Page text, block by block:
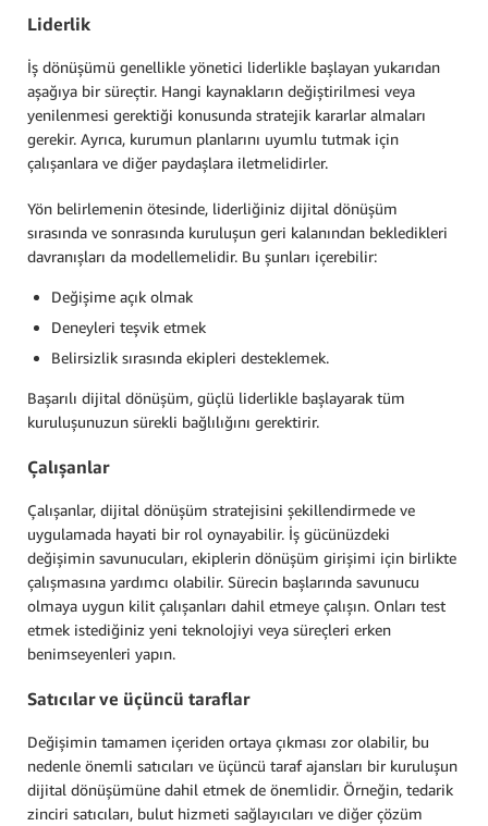
Liderlik
İş dönüşümü genellikle yönetici liderlikle başlayan yukarıdan
aşağıya bir süreçtir. Hangi kaynakların değiştirilmesi veya
yenilenmesi gerektiği konusunda stratejik kararlar almaları
gerekir. Ayrıca, kurumun planlarını uyumlu tutmak için
çalışanlara ve diğer paydaşlara iletmelidirler.
Yön belirlemenin ötesinde, liderliğiniz dijital dönüşüm
sırasında ve sonrasında kuruluşun geri kalanından bekledikleri
davranışları da modellemelidir. Bu şunları içerebilir:
Değişime açık olmak
Deneyleri teşvik etmek
Belirsizlik sırasında ekipleri desteklemek.
Başarılı dijital dönüşüm, güçlü liderlikle başlayarak tüm
kuruluşunuzun sürekli bağlılığını gerektirir.
Çalışanlar
Çalışanlar, dijital dönüşüm stratejisini şekillendirmede ve
uygulamada hayati bir rol oynayabilir. İş gücünüzdeki
değişimin savunucuları, ekiplerin dönüşüm girişimi için birlikte
çalışmasına yardımcı olabilir. Sürecin başlarında savunucu
olmaya uygun kilit çalışanları dahil etmeye çalışın. Onları test
etmek istediğiniz yeni teknolojiyi veya süreçleri erken
benimseyenleri yapın.
Satıcılar ve üçüncü taraflar
Değişimin tamamen içeriden ortaya çıkması zor olabilir, bu
nedenle önemli satıcıları ve üçüncü taraf ajansları bir kuruluşun
dijital dönüşümüne dahil etmek de önemlidir. Örneğin, tedarik
zinciri satıcıları, bulut hizmeti sağlayıcıları ve diğer çözüm